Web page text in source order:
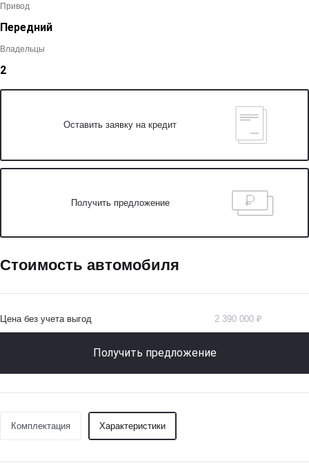
Привод
Передний
Владельцы
2
Оставить заявку на кредит
Получить предложение
Стоимость автомобиля
Цена без учета выгод 2 390 000 ₽
Получить предложение
Комплектация Характеристики